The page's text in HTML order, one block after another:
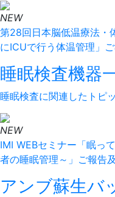
NEW
第28回日本脳低温療法・
にICUで行う体温管理」
睡眠検査機器
睡眠検査に関連したトピ
NEW
IMI WEBセミナー「眠っ
者の睡眠管理～」ご報告
アンブ蘇生バ